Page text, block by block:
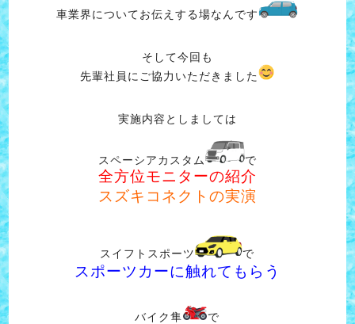
車業界についてお伝えする場なんです
そして今回も
先輩社員にご協力いただきました
実施内容としましては
スペーシアカスタム で
全方位モニターの紹介
スズキコネクトの実演
スイフトスポーツ で
スポーツカーに触れてもらう
バイク隼 で